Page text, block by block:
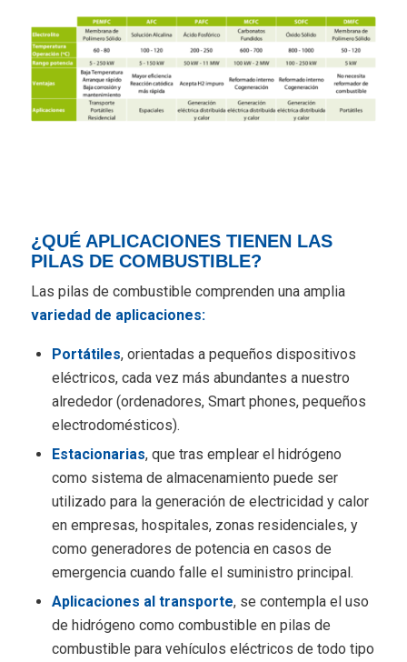
¿QUÉ APLICACIONES TIENEN LAS
PILAS DE COMBUSTIBLE?
Las pilas de combustible comprenden una amplia
variedad de aplicaciones:
Portátiles, orientadas a pequeños dispositivos
eléctricos, cada vez más abundantes a nuestro
alrededor (ordenadores, Smart phones, pequeños
electrodomésticos).
Estacionarias, que tras emplear el hidrógeno
como sistema de almacenamiento puede ser
utilizado para la generación de electricidad y calor
en empresas, hospitales, zonas residenciales, y
como generadores de potencia en casos de
emergencia cuando falle el suministro principal.
Aplicaciones al transporte, se contempla el uso
de hidrógeno como combustible en pilas de
combustible para vehículos eléctricos de todo tipo